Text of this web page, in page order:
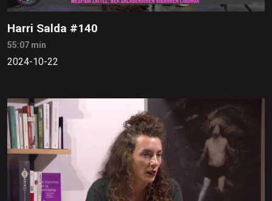
Harri Salda #140
55:07 min
2024-10-22